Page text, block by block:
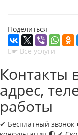
Поделиться
☛ Все услуги
Контакты
адрес,
работы
✔︎ Бесплатный звонок